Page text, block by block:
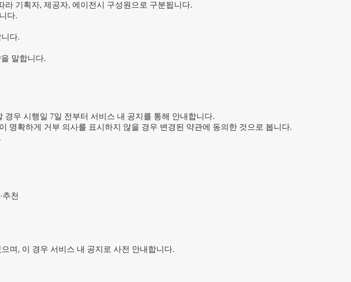
기획자, 제공자, 에이전시 구성원으로 구분됩니다.
다.
다.
말합니다.
우 시행일 7일 전부터 서비스 내 공지를 통해 안내합니다.
명확하게 거부 의사를 표시하지 않을 경우 변경된 약관에 동의한 것으로 봅니다.
추천
며, 이 경우 서비스 내 공지로 사전 안내합니다.